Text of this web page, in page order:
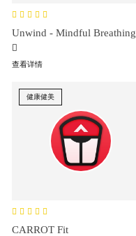
Unwind - Mindful Breathing
查看详情
健康健美
CARROT Fit